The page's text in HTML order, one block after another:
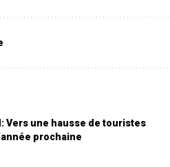
Vers une hausse de touristes
prochaine